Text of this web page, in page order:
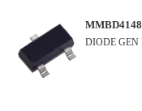
DIODE GEN